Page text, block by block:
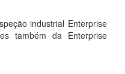
industrial Enterprise
também da Enterprise